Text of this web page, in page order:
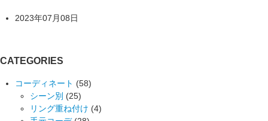
2023年07月08日
CATEGORIES
コーディネート (58)
シーン別 (25)
リング重ね付け (4)